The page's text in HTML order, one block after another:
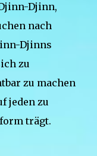
Djinn,
nach
Djinns
zu
zu machen
jeden zu
trägt.